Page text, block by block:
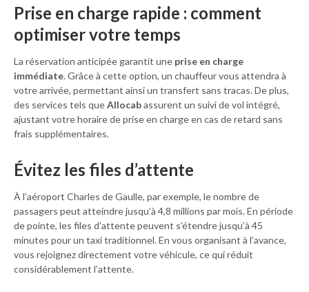
Prise en charge rapide : comment
optimiser votre temps
La réservation anticipée garantit une prise en charge
immédiate. Grâce à cette option, un chauffeur vous attendra à
votre arrivée, permettant ainsi un transfert sans tracas. De plus,
des services tels queAllocabassurent un suivi de vol intégré,
ajustant votre horaire de prise en charge en cas de retard sans
frais supplémentaires.
Évitez les files d’attente
À l’aéroport Charles de Gaulle, par exemple, le nombre de
passagers peut atteindre jusqu’à 4,8 millions par mois. En période
de pointe, les files d’attente peuvent s’étendre jusqu’à 45
minutes pour un taxi traditionnel. En vous organisant à l’avance,
vous rejoignez directement votre véhicule, ce qui réduit
considérablement l’attente.